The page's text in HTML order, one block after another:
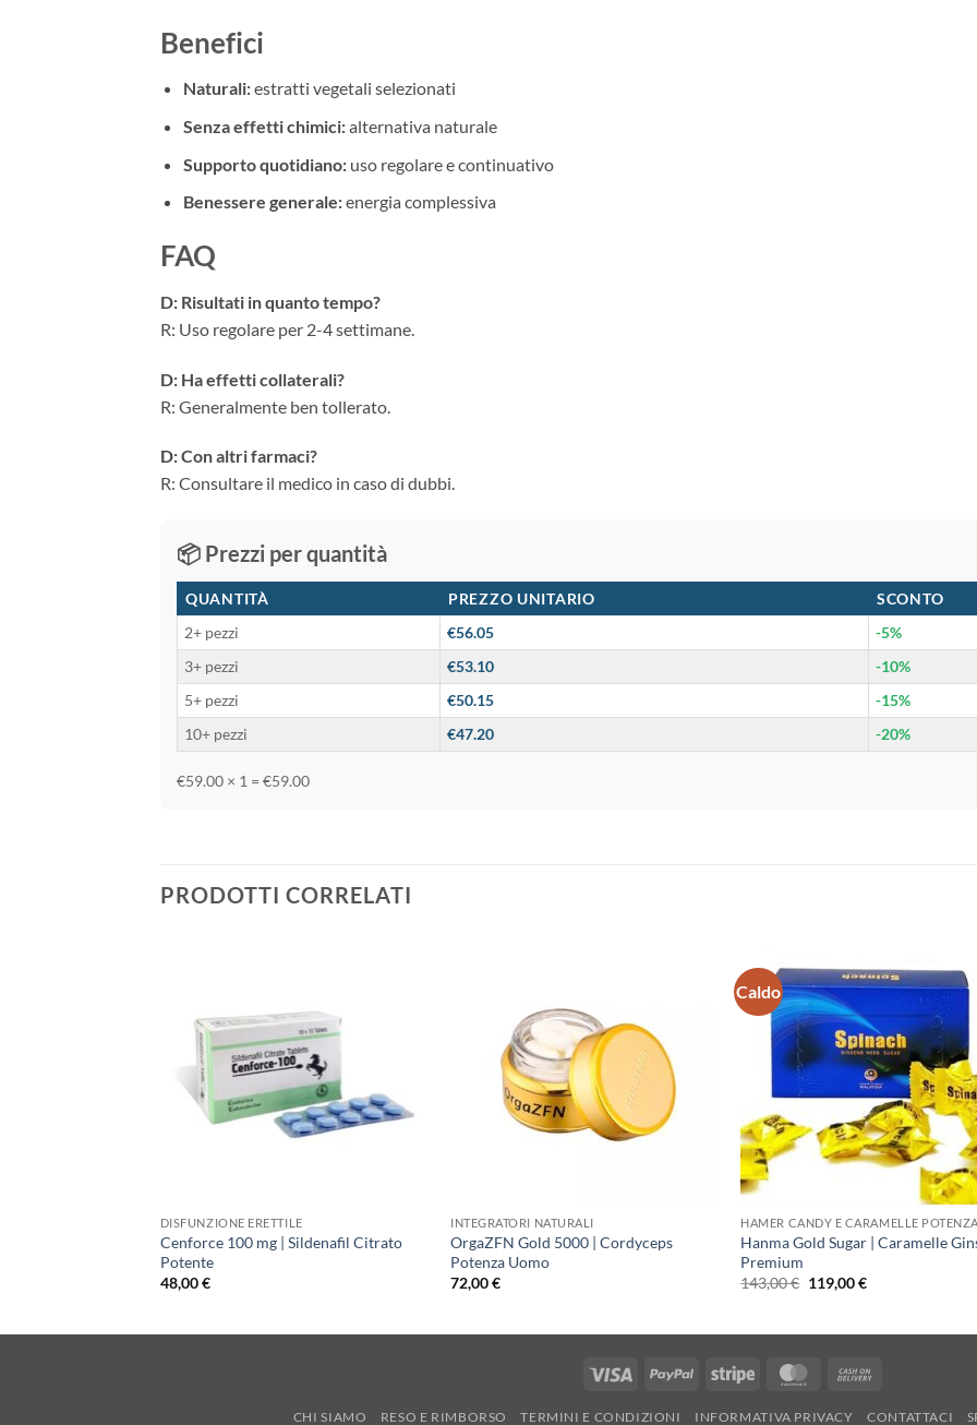
Benefici
Naturali:estratti vegetali selezionati
Senza effetti chimici:alternativa naturale
Supporto quotidiano:uso regolare e continuativo
Benessere generale:energia complessiva
FAQ
D: Risultati in quanto tempo?
R: Uso regolare per 2-4 settimane.
D: Ha effetti collaterali?
R: Generalmente ben tollerato.
D: Con altri farmaci?
R: Consultare il medico in caso di dubbi.
📦 Prezzi per quantità
QUANTITÀ PREZZO UNITARIO SCONTO
2+ pezzi
€56.05 -5%
3+ pezzi
€53.10 -10%
5+ pezzi
€50.15 -15%
10+ pezzi
€47.20 -20%
€59.00 × 1 = €59.00
PRODOTTI CORRELATI
DISFUNZIONE ERETTILE
Cenforce 100 mg | Sildenafil Citrato
Potente
48,00€
INTEGRATORI NATURALI
OrgaZFN Gold 5000 | Cordyceps
Potenza Uomo
72,00€
Caldo
HAMER CANDY E CARAMELLE POTENZA
Hanma Gold Sugar | Caramelle
Premium
143,00€ Il
prezzo
119,00€Il
Visa PayPal Stripe MasterCard
CHI SIAMO RESO E RIMBORSO TERMINI E CONDIZIONI INFORMATIVA PRIVACY CONTATTACI